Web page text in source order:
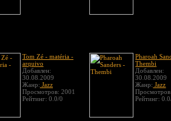
Tom Zé - matéria -
arquivo
Добавлен:
30.08.2009
Жанр: Jazz
Просмотров: 2001
Рейтинг: 0.0/0
Pharoah
Thembi
Добавлен:
30.08.2009
Жанр: Jazz
Рейтинг: